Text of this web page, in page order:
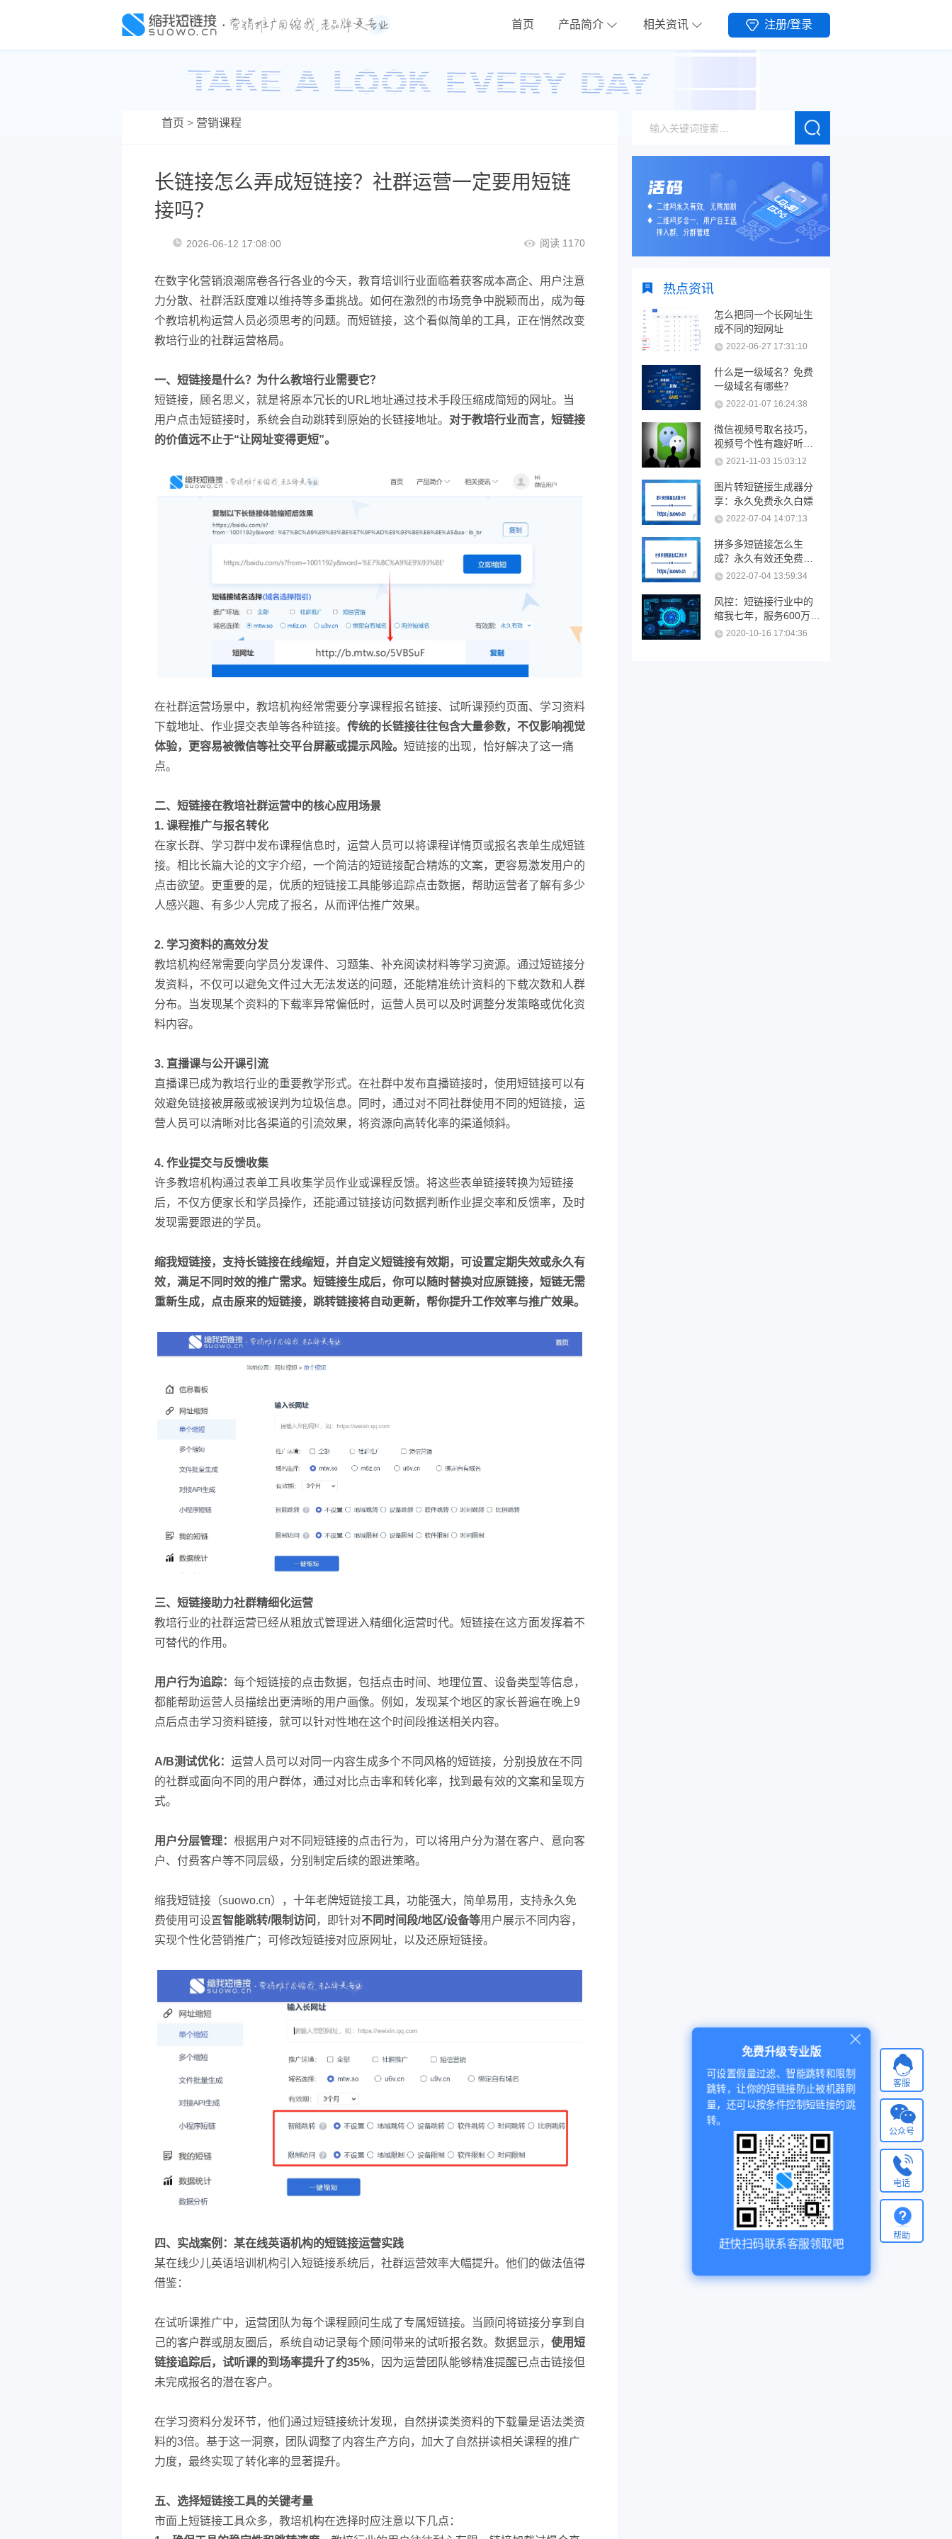
首页 产品简介 相关资讯 注册/登录
首页 > 营销课程
长链接怎么弄成短链接？社群运营一定要用短链
接吗？
2026-06-12 17:08:00 阅读 1170
在数字化营销浪潮席卷各行各业的今天，教育培训行业面临着获客成本高企、用户注意
力分散、社群活跃度难以维持等多重挑战。如何在激烈的市场竞争中脱颖而出，成为每
个教培机构运营人员必须思考的问题。而短链接，这个看似简单的工具，正在悄然改变
教培行业的社群运营格局。
一、短链接是什么？为什么教培行业需要它？
短链接，顾名思义，就是将原本冗长的URL地址通过技术手段压缩成简短的网址。当
用户点击短链接时，系统会自动跳转到原始的长链接地址。 对于教培行业而言，短链接
的价值远不止于“让网址变得更短”。
在社群运营场景中，教培机构经常需要分享课程报名链接、试听课预约页面、学习资料
下载地址、作业提交表单等各种链接。 传统的长链接往往包含大量参数，不仅影响视觉
体验，更容易被微信等社交平台屏蔽或提示风险。 短链接的出现，恰好解决了这一痛
点。
二、短链接在教培社群运营中的核心应用场景
1. 课程推广与报名转化
在家长群、学习群中发布课程信息时，运营人员可以将课程详情页或报名表单生成短链
接。相比长篇大论的文字介绍，一个简洁的短链接配合精炼的文案，更容易激发用户的
点击欲望。更重要的是，优质的短链接工具能够追踪点击数据，帮助运营者了解有多少
人感兴趣、有多少人完成了报名，从而评估推广效果。
2. 学习资料的高效分发
教培机构经常需要向学员分发课件、习题集、补充阅读材料等学习资源。通过短链接分
发资料，不仅可以避免文件过大无法发送的问题，还能精准统计资料的下载次数和人群
分布。当发现某个资料的下载率异常偏低时，运营人员可以及时调整分发策略或优化资
料内容。
3. 直播课与公开课引流
直播课已成为教培行业的重要教学形式。在社群中发布直播链接时，使用短链接可以有
效避免链接被屏蔽或被误判为垃圾信息。同时，通过对不同社群使用不同的短链接，运
营人员可以清晰对比各渠道的引流效果，将资源向高转化率的渠道倾斜。
4. 作业提交与反馈收集
许多教培机构通过表单工具收集学员作业或课程反馈。将这些表单链接转换为短链接
后，不仅方便家长和学员操作，还能通过链接访问数据判断作业提交率和反馈率，及时
发现需要跟进的学员。
缩我短链接，支持长链接在线缩短，并自定义短链接有效期，可设置定期失效或永久有
效，满足不同时效的推广需求。短链接生成后，你可以随时替换对应原链接，短链无需
重新生成，点击原来的短链接，跳转链接将自动更新，帮你提升工作效率与推广效果。
三、短链接助力社群精细化运营
教培行业的社群运营已经从粗放式管理进入精细化运营时代。短链接在这方面发挥着不
可替代的作用。
用户行为追踪： 每个短链接的点击数据，包括点击时间、地理位置、设备类型等信息，
都能帮助运营人员描绘出更清晰的用户画像。例如，发现某个地区的家长普遍在晚上9
点后点击学习资料链接，就可以针对性地在这个时间段推送相关内容。
A/B测试优化： 运营人员可以对同一内容生成多个不同风格的短链接，分别投放在不同
的社群或面向不同的用户群体，通过对比点击率和转化率，找到最有效的文案和呈现方
式。
用户分层管理： 根据用户对不同短链接的点击行为，可以将用户分为潜在客户、意向客
户、付费客户等不同层级，分别制定后续的跟进策略。
缩我短链接（suowo.cn），十年老牌短链接工具，功能强大，简单易用，支持永久免
费使用可设置智能跳转/限制访问 ，即针对不同时间段/地区/设备等用户展示不同内容，
实现个性化营销推广；可修改短链接对应原网址，以及还原短链接。
四、实战案例：某在线英语机构的短链接运营实践
某在线少儿英语培训机构引入短链接系统后，社群运营效率大幅提升。他们的做法值得
借鉴：
在试听课推广中，运营团队为每个课程顾问生成了专属短链接。当顾问将链接分享到自
己的客户群或朋友圈后，系统自动记录每个顾问带来的试听报名数。数据显示， 使用短
链接追踪后，试听课的到场率提升了约35%，因为运营团队能够精准提醒已点击链接但
未完成报名的潜在客户。
在学习资料分发环节，他们通过短链接统计发现，自然拼读类资料的下载量是语法类资
料的3倍。基于这一洞察，团队调整了内容生产方向，加大了自然拼读相关课程的推广
力度，最终实现了转化率的显著提升。
五、选择短链接工具的关键考量
市面上短链接工具众多，教培机构在选择时应注意以下几点：
热点资讯
怎么把同一个长网址生
成不同的短网址
2022-06-27 17:31:10
什么是一级域名？免费
一级域名有哪些？
2022-01-07 16:24:38
微信视频号取名技巧，
视频号个性有趣好听的
名字大全
2021-11-03 15:03:12
图片转短链接生成器分
享：永久免费永久白嫖
2022-07-04 14:07:13
拼多多短链接怎么生
成？永久有效还免费的
短链接工具分享
2022-07-04 13:59:34
风控：短链接行业中的
缩我七年，服务600万短
链接用户。
2020-10-16 17:04:36
客服
免费升级专业版
可设置假量过滤、智能跳转和限制
跳转，让你的短链接防止被机器刷
量，还可以按条件控制短链接的跳
转。
赶快扫码联系客服领取吧
公众号
电话
帮助